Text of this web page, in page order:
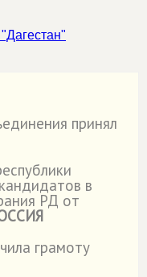
принял
в
РД от
грамоту